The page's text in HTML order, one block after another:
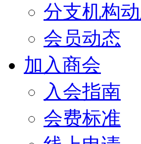
分支机构
会员动态
加入商会
入会指南
会费标准